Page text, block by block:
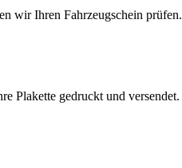
wir Ihren Fahrzeugschein prüfen.
Plakette gedruckt und versendet.